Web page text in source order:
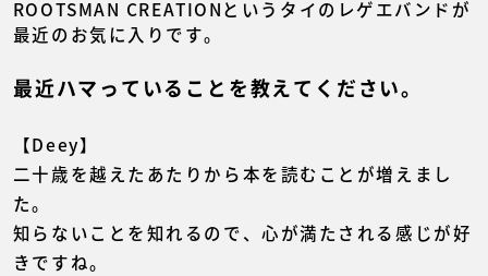
ROOTSMAN CREATIONというタイのレゲエバンドが
最近のお気に入りです。
最近ハマっていることを教えてください。
【Deey】
二十歳を越えたあたりから本を読むことが増えまし
た。
知らないことを知れるので、心が満たされる感じが好
きですね。